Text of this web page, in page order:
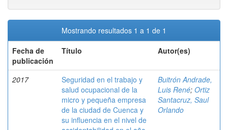
Mostrando resultados 1 a 1 de 1
Fecha de
publicación
Título Autor(es)
2017
Seguridad en el trabajo y
salud ocupacional de la
micro y pequeña empresa
de la ciudad de Cuenca y
su influencia en el nivel de
Buitrón Andrade,
Luis René; Ortiz
Santacruz, Saul
Orlando